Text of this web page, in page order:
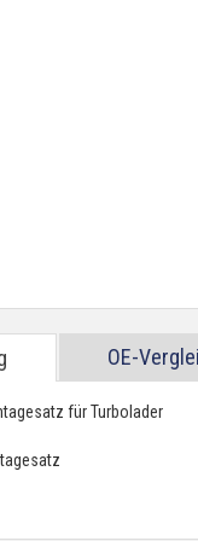
OE-
für Turbolader